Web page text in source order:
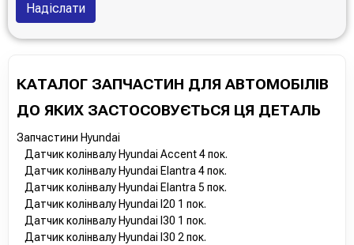
Надіслати
КАТАЛОГ ЗАПЧАСТИН ДЛЯ АВТОМОБІЛІВ
ДО ЯКИХ ЗАСТОСОВУЄТЬСЯ ЦЯ ДЕТАЛЬ
Запчастини Hyundai
Датчик колінвалу Hyundai Accent 4 пок.
Датчик колінвалу Hyundai Elantra 4 пок.
Датчик колінвалу Hyundai Elantra 5 пок.
Датчик колінвалу Hyundai I20 1 пок.
Датчик колінвалу Hyundai I30 1 пок.
Датчик колінвалу Hyundai I30 2 пок.